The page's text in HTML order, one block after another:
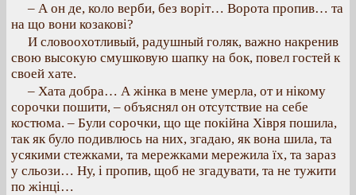
– А он де, коло верби, без воріт… Ворота пропив… та
на що вони козакові?
И словоохотливый, радушный голяк, важно накренив
свою высокую смушковую шапку на бок, повел гостей к
своей хате.
– Хата добра… А жінка в мене умерла, от и нікому
сорочки пошити, – объяснял он отсутствие на себе
костюма. – Були сорочки, що ще покійна Хівря пошила,
так як було подивлюсь на них, згадаю, як вона шила, та
усякими стежками, та мережками мережила їх, та зараз
у сльози… Ну, і пропив, щоб не згадувати, та не тужити
по жінці…